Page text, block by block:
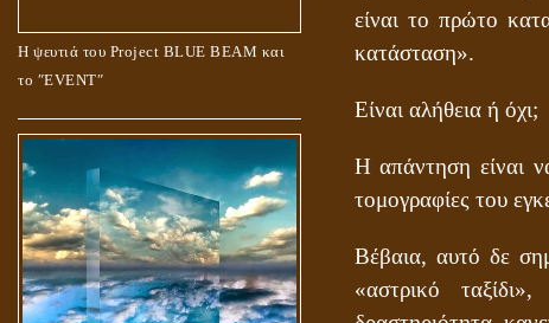
Η ψευτιά του Project BLUE BEAM και
το ʺEVENTʺ
είναι το πρώτο
κατάσταση».
Είναι αλήθεια ή όχι;
Η απάντηση είναι
τομογραφίες του
Βέβαια, αυτό δε
«αστρικό